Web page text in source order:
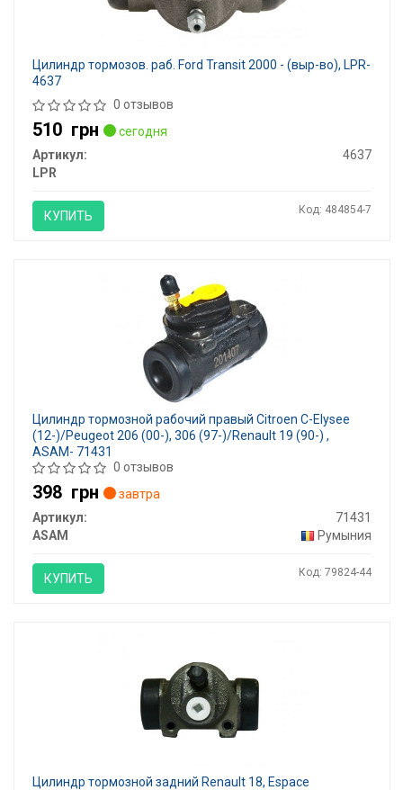
Цилиндр тормозов. раб. Ford Transit 2000 - (выр-во), LPR-
4637
0 отзывов
510 грн
сегодня
Артикул:
4637
LPR
КУПИТЬ Код: 484854-7
Цилиндр тормозной рабочий правый Citroen C-Elysee
(12-)/Peugeot 206 (00-), 306 (97-)/Renault 19 (90-) ,
ASAM- 71431
0 отзывов
398 грн
завтра
Артикул:
71431
ASAM
Румыния
КУПИТЬ Код: 79824-44
Цилиндр тормозной задний Renault 18, Espace